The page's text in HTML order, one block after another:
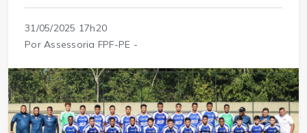
31/05/2025 17h20
Por Assessoria FPF-PE -